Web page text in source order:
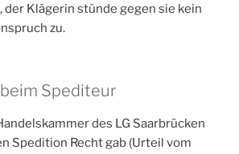
der Klägerin stünde gegen sie kein
zu.
Spediteur
des LG Saarbrücken
Spedition Recht gab (Urteil vom